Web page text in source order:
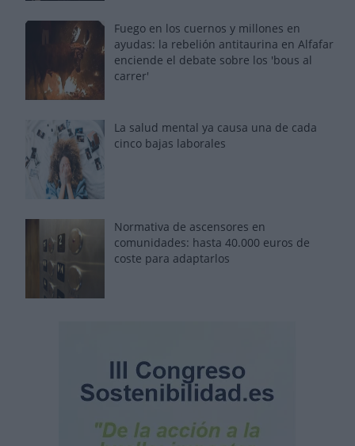
Fuego en los cuernos y millones en
ayudas: la rebelión antitaurina en Alfafar
enciende el debate sobre los 'bous al
carrer'
La salud mental ya causa una de cada
cinco bajas laborales
Normativa de ascensores en
comunidades: hasta 40.000 euros de
coste para adaptarlos